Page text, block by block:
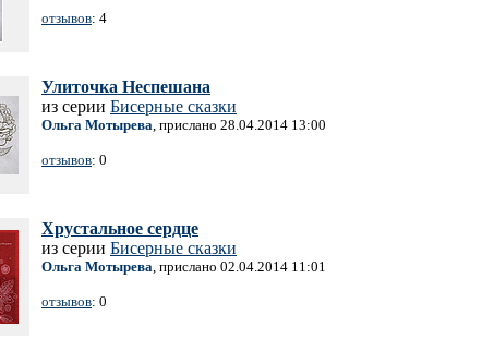
отзывов: 4
Улиточка Неспешана
из серии Бисерные сказки
Ольга Мотырева, прислано 28.04.2014 13:00
отзывов: 0
Хрустальное сердце
из серии Бисерные сказки
Ольга Мотырева, прислано 02.04.2014 11:01
отзывов: 0